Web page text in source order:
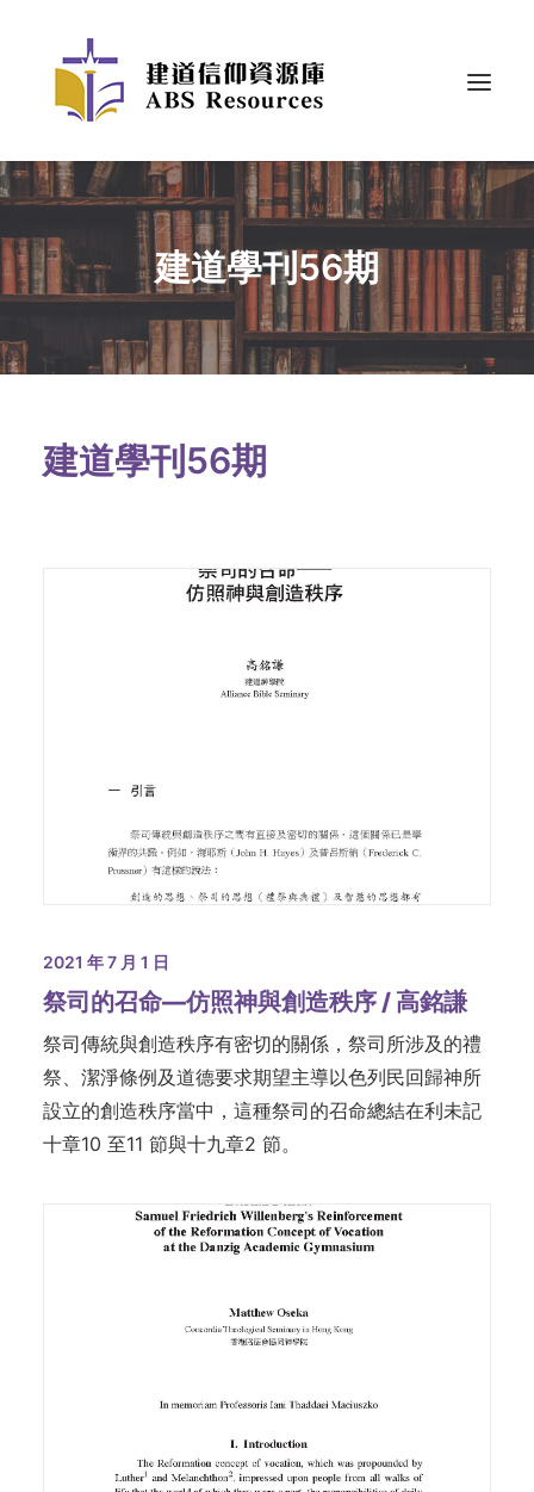
建道學刊56期
建道學刊56期
2021 年 7 月 1 日
祭司的召命—仿照神與創造秩序 / 高銘謙
祭司傳統與創造秩序有密切的關係，祭司所涉及的禮
祭、潔淨條例及道德要求期望主導以色列民回歸神所
設立的創造秩序當中，這種祭司的召命總結在利未記
十章10 至11 節與十九章2 節。